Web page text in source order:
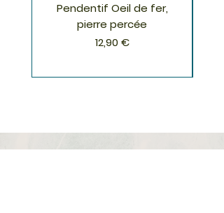
Pendentif Oeil de fer,
pierre percée
Prix
12,90 €
S'inscrire à la Newsletter